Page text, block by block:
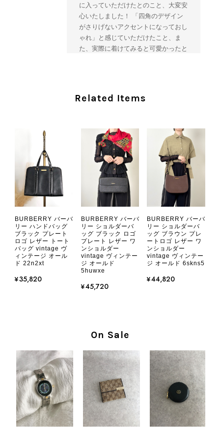
に入っていただけたとのこと、大変安
心いたしました！ 「四角のデザイン
がさりげないアクセントになっておし
ゃれ」と感じていただけたこと、ま
た、実際に着けてみると可愛かったと
ご愛用いただけましたら幸いです。
談ください。 またご縁がございまし
たら、ぜひよろしくお願いいたしま
す。 VintageShop solo
2026/08/05
とても気に入りました、目立たないシャネルのロゴがとてもいい
です
この度はご購入いただき、そして素敵
心いたしました。 また、商品からヴ
じていただけたようで、スタッフ一同
大変励みになります！ ぜひこれから
末永くご愛用いただけましたら幸いで
す。 また気になる商品やご不明な点
などございましたら、いつでもお気軽
にご相談ください。 またご縁がござ
いましたら、ぜひよろしくお願いいた
します。 VintageShop solo
Related Items
BURBERRY バーバ
リー ハンドバッグ
ブラック プレート
ロゴ レザー トート
バッグ vintage ヴ
ィンテージ オール
ド 22n2xt
¥35,820
BURBERRY バーバ
リー ショルダーバ
ッグ ブラック ロゴ
プレート レザー ワ
ンショルダー
vintage ヴィンテー
ジ オールド
5huwxe
¥45,720
BURBERRY バーバ
リー ショルダーバ
ッグ ブラウン プレ
ートロゴ レザー ワ
ンショルダー
vintage ヴィンテー
ジ オールド 6skns5
¥44,820
On Sale